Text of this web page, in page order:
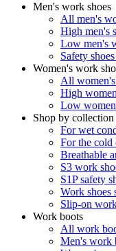
Men's work shoes
All men's
High men's
Low men's
Safety
Women's work
All
High
Low
Shop by collection
For wet
For the cold
Breathable
S3 work
S1P safety
Work shoes
Slip-on
Work boots
All work
Men's work